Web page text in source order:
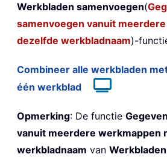
Werkbladen samenvoegen(
samenvoegen vanuit
dezelfde werkbladnaam)-
Combineer alle werkbladen
één werkblad
Opmerking: De functie
vanuit meerdere werkmappen
werkbladnaam van